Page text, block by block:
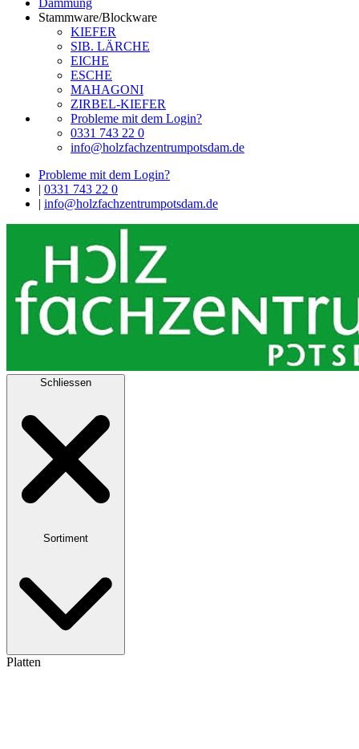
Dämmung
Stammware/Blockware
KIEFER
SIB. LÄRCHE
EICHE
ESCHE
MAHAGONI
ZIRBEL-KIEFER
Probleme mit dem Login?
0331 743 22 0
info@holzfachzentrumpotsdam.de
Probleme mit dem Login?
| 0331 743 22 0
| info@holzfachzentrumpotsdam.de
Schliessen
Sortiment
Platten